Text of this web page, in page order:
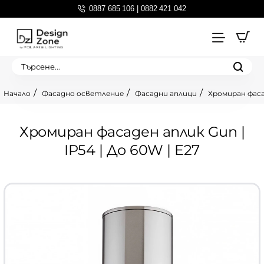
0887 685 106 | 0882 421 042
Търсене...
Хромиран фасаден аплик Gun |
IP54 | До 60W | E27
Фасадно осветление Фасадни аплици Хромиран